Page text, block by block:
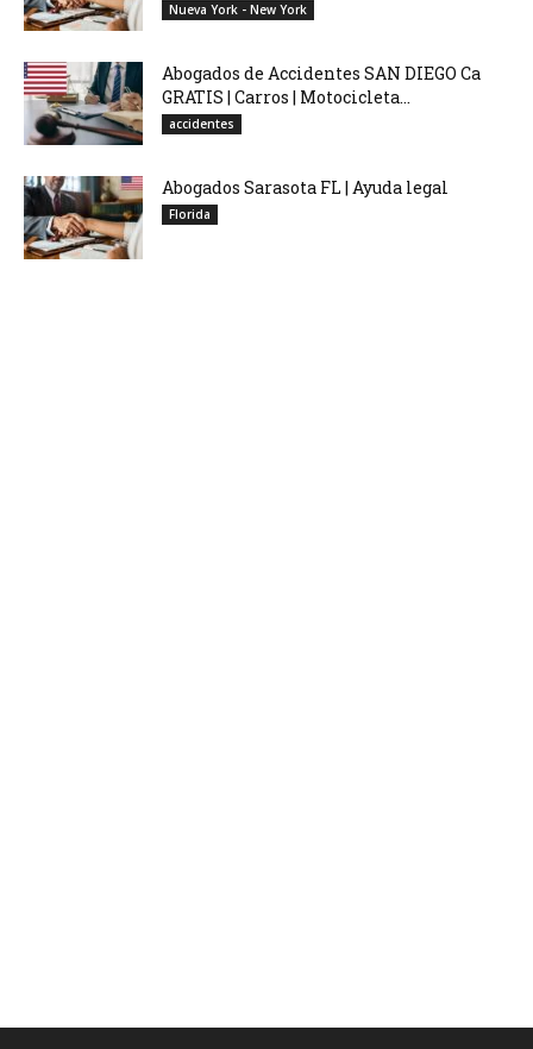
Nueva York - New York
Abogados de Accidentes SAN DIEGO Ca
GRATIS | Carros | Motocicleta...
accidentes
Abogados Sarasota FL | Ayuda legal
Florida